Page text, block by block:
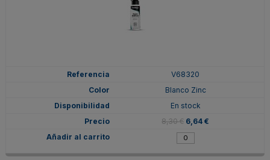
V68320
Blanco Zinc
En stock
8,30 € 6,64 €